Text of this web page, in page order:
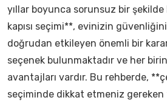
yıllar boyunca sorunsuz bir şekilde
kapısı seçimi**, evinizin
doğrudan etkileyen önemli bir
seçenek bulunmaktadır ve her
avantajları vardır. Bu rehberde,
seçiminde dikkat etmeniz